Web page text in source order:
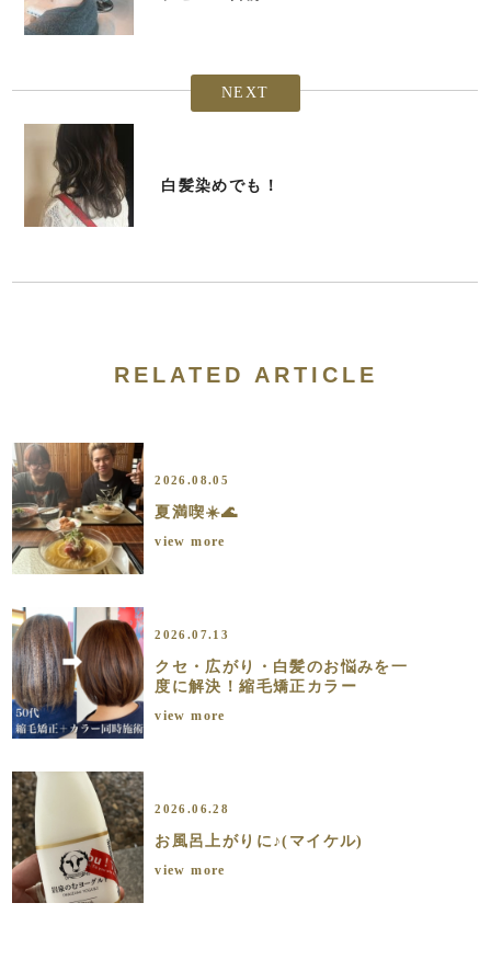
NEXT
白髪染めでも！
RELATED ARTICLE
2026.08.05
夏満喫☀️🌊
view more
2026.07.13
クセ・広がり・白髪のお悩みを一
度に解決！縮毛矯正カラー
view more
2026.06.28
お風呂上がりに♪(マイケル)
view more